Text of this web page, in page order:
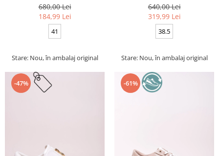
680,00 Lei
184,99 Lei
41
Stare: Nou, în ambalaj original
640,00 Lei
319,99 Lei
38.5
Stare: Nou, în ambalaj original
-47% -61%